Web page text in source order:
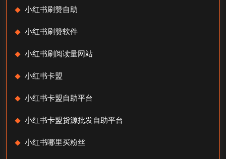
小红书刷赞自助
小红书刷赞软件
小红书刷阅读量网站
小红书卡盟
小红书卡盟自助平台
小红书卡盟货源批发自助平台
小红书哪里买粉丝